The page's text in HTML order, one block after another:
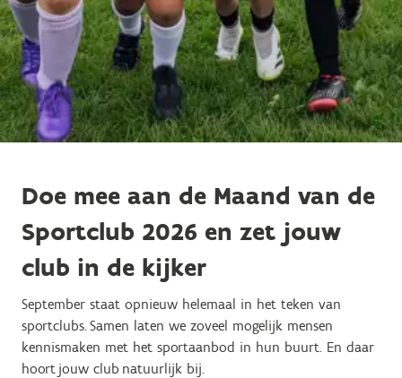
Doe mee aan de Maand van de
Sportclub 2026 en zet jouw
club in de kijker
September staat opnieuw helemaal in het teken van
sportclubs. Samen laten we zoveel mogelijk mensen
kennismaken met het sportaanbod in hun buurt. En daar
hoort jouw club natuurlijk bij.